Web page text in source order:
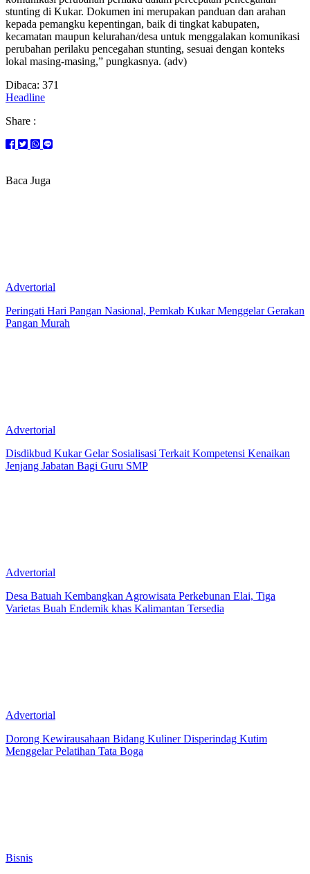
stunting di Kukar. Dokumen ini merupakan panduan dan arahan
kepada pemangku kepentingan, baik di tingkat kabupaten,
kecamatan maupun kelurahan/desa untuk menggalakan komunikasi
perubahan perilaku pencegahan stunting, sesuai dengan konteks
lokal masing-masing,” pungkasnya. (adv)
Dibaca: 371
Headline
Share :
Baca Juga
Advertorial
Peringati Hari Pangan Nasional, Pemkab Kukar Menggelar Gerakan
Pangan Murah
Advertorial
Disdikbud Kukar Gelar Sosialisasi Terkait Kompetensi Kenaikan
Jenjang Jabatan Bagi Guru SMP
Advertorial
Desa Batuah Kembangkan Agrowisata Perkebunan Elai, Tiga
Varietas Buah Endemik khas Kalimantan Tersedia
Advertorial
Dorong Kewirausahaan Bidang Kuliner Disperindag Kutim
Menggelar Pelatihan Tata Boga
Bisnis